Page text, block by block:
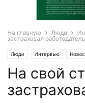
На главную Люди
застраховал
Люди Интервью
На свой